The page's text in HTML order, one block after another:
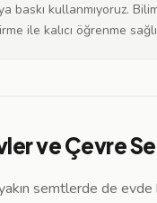
baskı kullanmıyoruz.
ile kalıcı öğrenme
ve Çevre
semtlerde de